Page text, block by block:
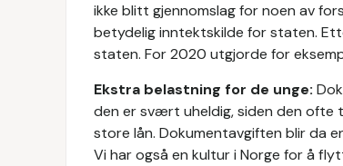
ikke blitt gjennomslag for noen av
betydelig inntektskilde for staten.
staten. For 2020 utgjorde for
Ekstra belastning for de unge:
den er svært uheldig, siden den ofte
store lån. Dokumentavgiften blir da
Vi har også en kultur i Norge for å